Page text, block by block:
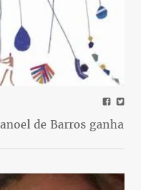
de Barros ganha